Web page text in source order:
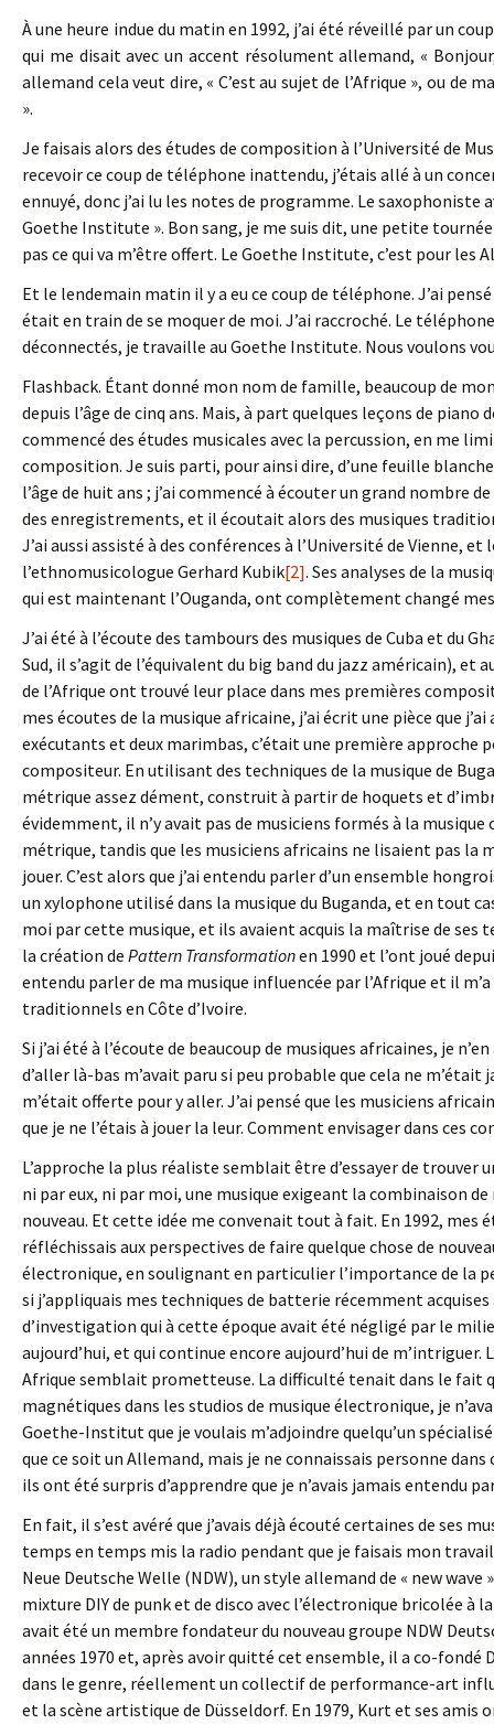
À une heure indue du matin en 1992, j’ai été réveillé par un
qui me disait avec un accent résolument allemand, «
allemand cela veut dire, « C’est au sujet de l’Afrique », ou de
».
Je faisais alors des études de composition à l’Université de
recevoir ce coup de téléphone inattendu, j’étais allé à un
ennuyé, donc j’ai lu les notes de programme. Le
Goethe Institute ». Bon sang, je me suis dit, une petite tournée
pas ce qui va m’être offert. Le Goethe Institute, c’est pour
Et le lendemain matin il y a eu ce coup de téléphone. J’ai
était en train de se moquer de moi. J’ai raccroché. Le
déconnectés, je travaille au Goethe Institute. Nous voulons
Flashback. Étant donné mon nom de famille, beaucoup de
depuis l’âge de cinq ans. Mais, à part quelques leçons de piano
commencé des études musicales avec la percussion, en me
composition. Je suis parti, pour ainsi dire, d’une feuille
l’âge de huit ans ; j’ai commencé à écouter un grand nombre
des enregistrements, et il écoutait alors des musiques
J’ai aussi assisté à des conférences à l’Université de Vienne,
l’ethnomusicologue Gerhard Kubik[2]. Ses analyses de la
qui est maintenant l’Ouganda, ont complètement changé
J’ai été à l’écoute des tambours des musiques de Cuba et du
Sud, il s’agit de l’équivalent du big band du jazz américain),
de l’Afrique ont trouvé leur place dans mes premières
mes écoutes de la musique africaine, j’ai écrit une pièce que
exécutants et deux marimbas, c’était une première approche
compositeur. En utilisant des techniques de la musique de
métrique assez dément, construit à partir de hoquets et
évidemment, il n’y avait pas de musiciens formés à la
métrique, tandis que les musiciens africains ne lisaient pas la
jouer. C’est alors que j’ai entendu parler d’un ensemble
un xylophone utilisé dans la musique du Buganda, et en tout
moi par cette musique, et ils avaient acquis la maîtrise de
la création de Pattern Transformationen 1990 et l’ont joué
entendu parler de ma musique influencée par l’Afrique et il
traditionnels en Côte d’Ivoire.
Si j’ai été à l’écoute de beaucoup de musiques africaines, je
d’aller là-bas m’avait paru si peu probable que cela ne
m’était offerte pour y aller. J’ai pensé que les musiciens
que je ne l’étais à jouer la leur. Comment envisager dans ces
L’approche la plus réaliste semblait être d’essayer de trouver
ni par eux, ni par moi, une musique exigeant la combinaison
nouveau. Et cette idée me convenait tout à fait. En 1992,
réfléchissais aux perspectives de faire quelque chose de
électronique, en soulignant en particulier l’importance de la
si j’appliquais mes techniques de batterie récemment
d’investigation qui à cette époque avait été négligé par le
aujourd’hui, et qui continue encore aujourd’hui de m’intriguer.
Afrique semblait prometteuse. La difficulté tenait dans le fait
magnétiques dans les studios de musique électronique, je
Goethe-Institut que je voulais m’adjoindre quelqu’un
que ce soit un Allemand, mais je ne connaissais personne
ils ont été surpris d’apprendre que je n’avais jamais entendu
En fait, il s’est avéré que j’avais déjà écouté certaines de ses
temps en temps mis la radio pendant que je faisais mon
Neue Deutsche Welle (NDW), un style allemand de « new
mixture DIY de punk et de disco avec l’électronique bricolée
avait été un membre fondateur du nouveau groupe NDW
années 1970 et, après avoir quitté cet ensemble, il a co-
dans le genre, réellement un collectif de performance-art
et la scène artistique de Düsseldorf. En 1979, Kurt et ses